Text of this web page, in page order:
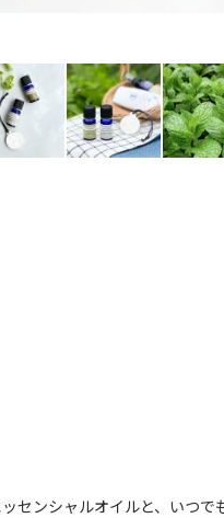
センシャルオイルと、いつで